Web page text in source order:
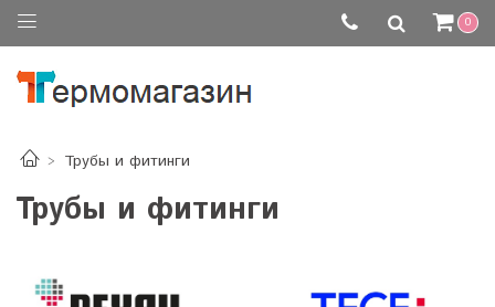
0
Трубы и фитинги
Трубы и фитинги